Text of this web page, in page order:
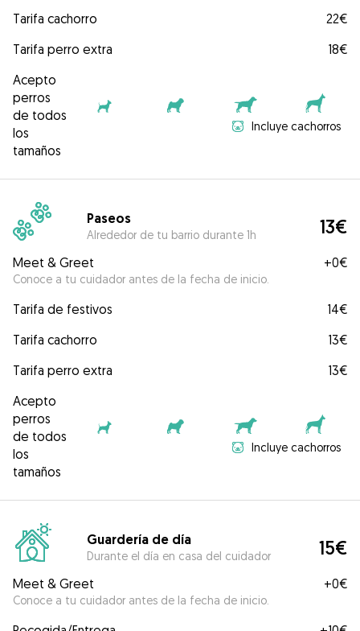
Tarifa cachorro
22€
Tarifa perro extra
18€
Acepto
perros
de todos
los
tamaños
Incluye cachorros
Paseos
Alrededor de tu barrio durante 1h 13€
Meet & Greet
Conoce a tu cuidador antes de la fecha de inicio.
+0€
Tarifa de festivos
14€
Tarifa cachorro
13€
Tarifa perro extra
13€
Acepto
perros
de todos
los
tamaños
Incluye cachorros
Guardería de día
Durante el día en casa del cuidador 15€
Meet & Greet
Conoce a tu cuidador antes de la fecha de inicio.
+0€